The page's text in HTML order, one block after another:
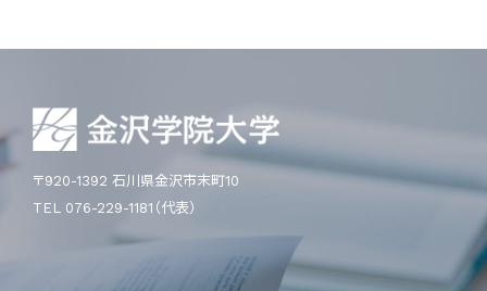
〒920-1392 石川県金沢市末町10
TEL 076-229-1181（代表）